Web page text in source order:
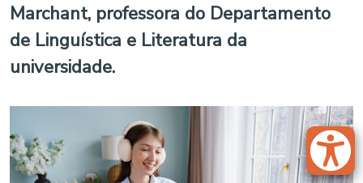
Marchant, professora do Departamento
de Linguística e Literatura da
universidade.